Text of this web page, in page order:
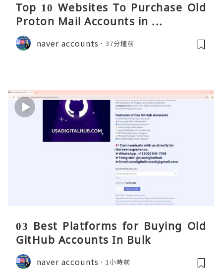
Top 10 Websites To Purchase Old
Proton Mail Accounts in ...
naver accounts 37分鐘前
03 Best Platforms for Buying Old
GitHub Accounts In Bulk
naver accounts 1小時前